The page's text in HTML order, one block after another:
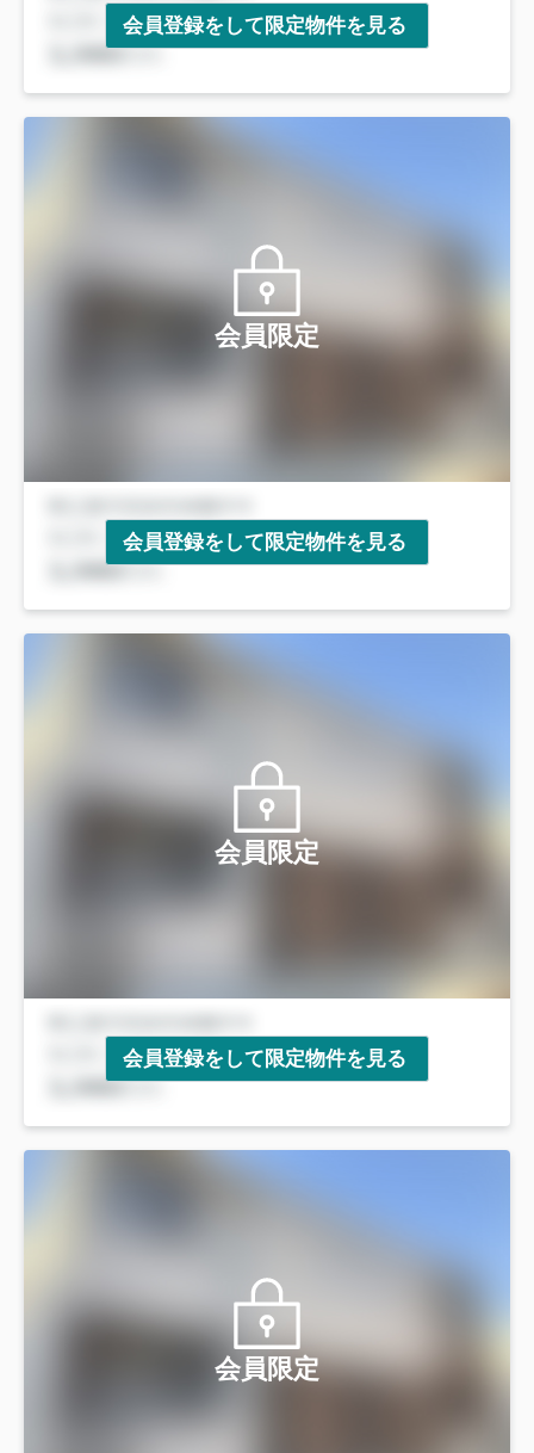
会員登録をして限定物件を見る
会員限定
会員登録をして限定物件を見る
会員限定
会員登録をして限定物件を見る
会員限定